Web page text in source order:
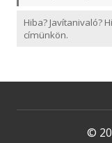
Hiba? Javítanivaló?
címünkön.
©